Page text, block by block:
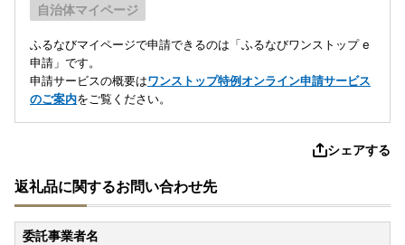
自治体マイページ
ふるなびマイページで申請できるのは「ふるなびワンストップ e
申請」です。
申請サービスの概要はワンストップ特例オンライン申請サービス
のご案内をご覧ください。
シェアする
返礼品に関するお問い合わせ先
委託事業者名